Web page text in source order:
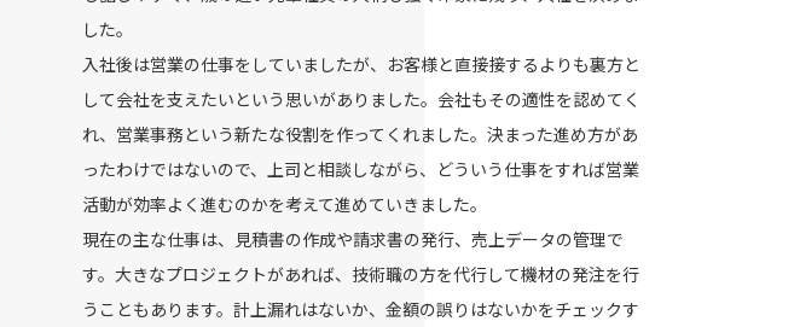
した。
入社後は営業の仕事をしていましたが、お客様と直接接するよりも裏方と
して会社を支えたいという思いがありました。会社もその適性を認めてく
れ、営業事務という新たな役割を作ってくれました。決まった進め方があ
ったわけではないので、上司と相談しながら、どういう仕事をすれば営業
活動が効率よく進むのかを考えて進めていきました。
現在の主な仕事は、見積書の作成や請求書の発行、売上データの管理で
す。大きなプロジェクトがあれば、技術職の方を代行して機材の発注を行
うこともあります。計上漏れはないか、金額の誤りはないかをチェックす